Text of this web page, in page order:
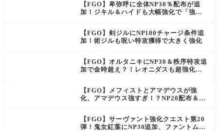
【FGO】卑弥呼に全体NP30％配布が追
加！ジキル＆ハイドも大幅強化で「強す
【FGO】剣ジルにNP100チャージ条件追
加！術ジルも呪い特攻獲得で大きく強化
【FGO】オルタニキにNP30＆秩序特攻追
加で金時超え？！レオニダスも超強化で
【FGO】メフィストとアマデウスが強
化、アマデウス強すぎ！？NP20配布＆Ar
【FGO】サーヴァント強化クエスト第20
弾！鬼女紅葉にNP30追加、ファントムも